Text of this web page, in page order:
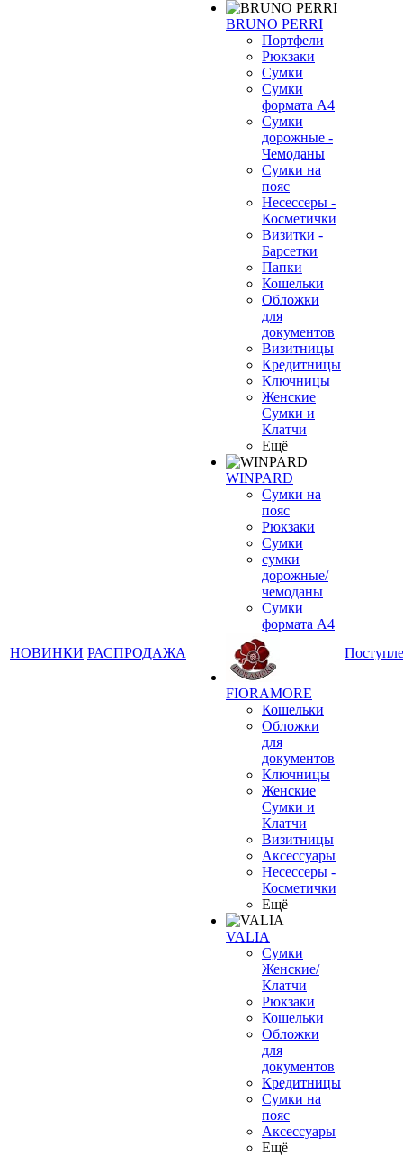
НОВИНКИ РАСПРОДАЖА
BRUNO PERRI
Портфели
Рюкзаки
Сумки
Сумки
формата А4
Сумки
дорожные -
Чемоданы
Сумки на
пояс
Несессеры -
Косметички
Визитки -
Барсетки
Папки
Кошельки
Обложки
для
документов
Визитницы
Кредитницы
Ключницы
Женские
Сумки и
Клатчи
Ещё
WINPARD
Сумки на
пояс
Рюкзаки
Сумки
сумки
дорожные/
чемоданы
Сумки
формата А4
FIORAMORE
Кошельки
Обложки
для
документов
Ключницы
Женские
Сумки и
Клатчи
Визитницы
Аксессуары
Несессеры -
Косметички
Ещё
VALIA
Сумки
Женские/
Клатчи
Рюкзаки
Кошельки
Обложки
для
документов
Кредитницы
Сумки на
пояс
Аксессуары
Ещё